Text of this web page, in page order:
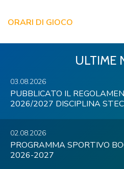
ORARI DI GIOCO
ULTIME
03.08.2026
PUBBLICATO IL
2026/2027 DISCIPLINA
02.08.2026
PROGRAMMA SPORTIVO
2026-2027